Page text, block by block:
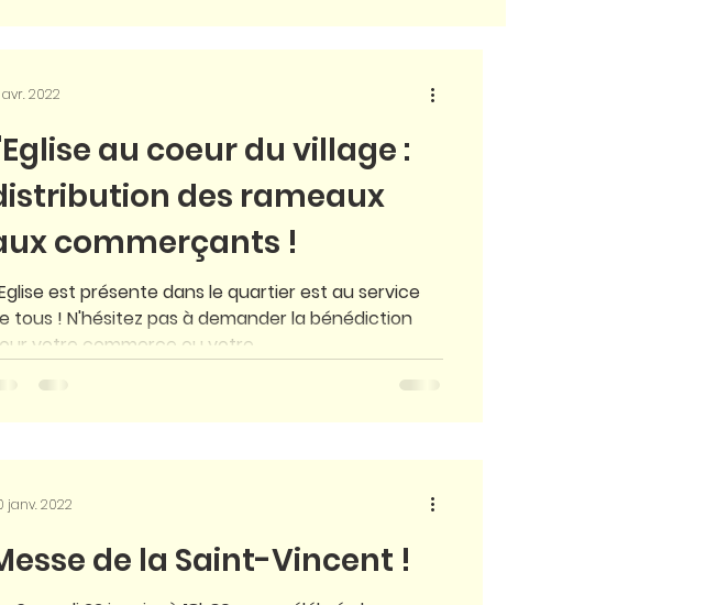
au coeur du village :
des rameaux
commerçants !
est présente dans le quartier est au service
tous ! N'hésitez pas à demander la bénédiction
votre commerce ou votre...
avr. 2022
de la Saint-Vincent !
janv. 2022